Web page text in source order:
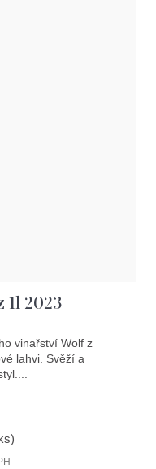
1l 2023
vinařství Wolf z
lahvi. Svěží a